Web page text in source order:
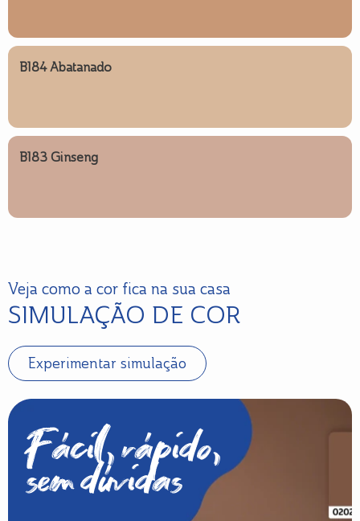
B184 Abatanado
B183 Ginseng
Veja como a cor fica na sua casa
SIMULAÇÃO DE COR
Experimentar simulação
Fácil, rápido,
sem dúvidas